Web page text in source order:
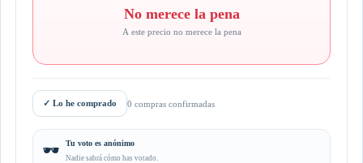
No merece la pena
A este precio no merece la pena
✓ Lo he comprado 0 compras confirmadas
🕶️ Tu voto es anónimo
Nadie sabrá cómo has votado.